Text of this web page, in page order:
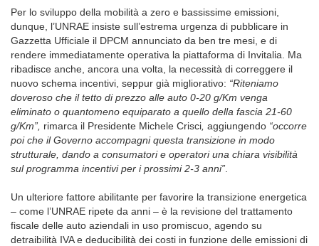
Per lo sviluppo della mobilità a zero e bassissime emissioni,
dunque, l’UNRAE insiste sull’estrema urgenza di pubblicare in
Gazzetta Ufficiale il DPCM annunciato da ben tre mesi, e di
rendere immediatamente operativa la piattaforma di Invitalia. Ma
ribadisce anche, ancora una volta, la necessità di correggere il
nuovo schema incentivi, seppur già migliorativo: “Riteniamo
doveroso che il tetto di prezzo alle auto 0-20 g/Km venga
eliminato o quantomeno equiparato a quello della fascia 21-60
g/Km”, rimarca il Presidente Michele Crisci aggiungendo “occorre
poi che il Governo accompagni questa transizione in modo
strutturale, dando a consumatori e operatori una chiara visibilità
sul programma incentivi per i prossimi 2-3 anni”
Un ulteriore fattore abilitante per favorire la transizione energetica
– come l’UNRAE ripete da anni – è la revisione del trattamento
fiscale delle auto aziendali in uso promiscuo, agendo su
detraibilità IVA e deducibilità dei costi in funzione delle emissioni di